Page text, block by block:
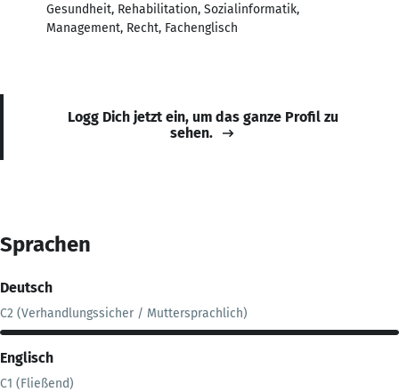
Gesundheit, Rehabilitation, Sozialinformatik,
Management, Recht, Fachenglisch
Logg Dich jetzt ein, um das ganze Profil zu
sehen.
Sprachen
Deutsch
C2 (Verhandlungssicher / Muttersprachlich)
Englisch
C1 (Fließend)